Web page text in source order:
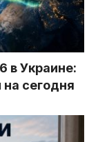
в Украине:
на сегодня